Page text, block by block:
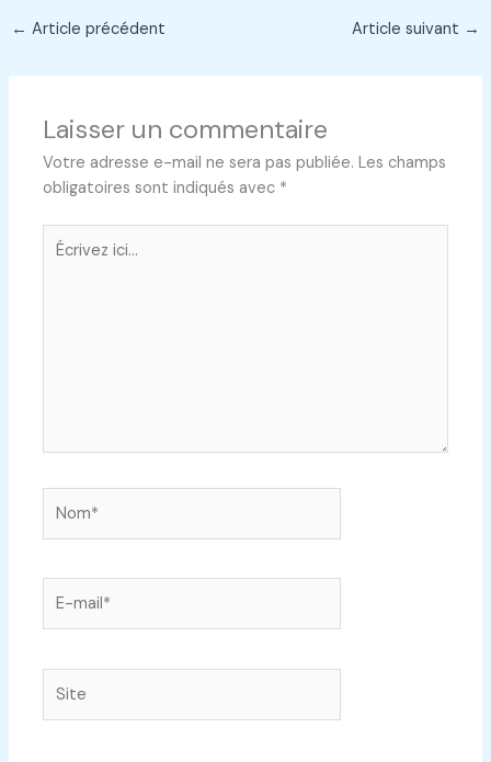
← Article précédent Article suivant →
Laisser un commentaire
Votre adresse e-mail ne sera pas publiée. Les champs
obligatoires sont indiqués avec *
Écrivez
ici…
mail*